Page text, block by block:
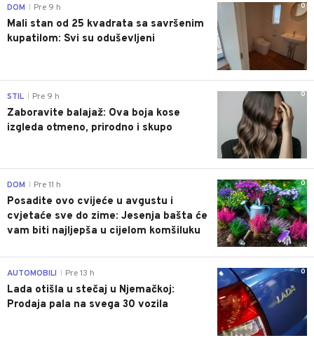
0
DOM Pre 9 h
Mali stan od 25 kvadrata sa savršenim
kupatilom: Svi su oduševljeni
0
STIL Pre 9 h
Zaboravite balajaž: Ova boja kose
izgleda otmeno, prirodno i skupo
0
DOM Pre 11 h
Posadite ovo cvijeće u avgustu i
cvjetaće sve do zime: Jesenja bašta će
vam biti najljepša u cijelom komšiluku
0
AUTOMOBILI Pre 13 h
Lada otišla u stečaj u Njemačkoj:
Prodaja pala na svega 30 vozila